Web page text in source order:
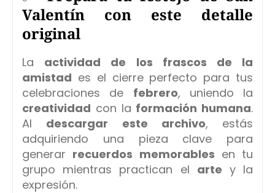
Valentín con este detalle
original
La actividad de los frascos de la
amistad es el cierre perfecto para tus
celebraciones de febrero, uniendo la
creatividad con la formación humana.
Al descargar este archivo, estás
adquiriendo una pieza clave para
generar recuerdos memorables en tu
grupo mientras practican el arte y la
expresión.